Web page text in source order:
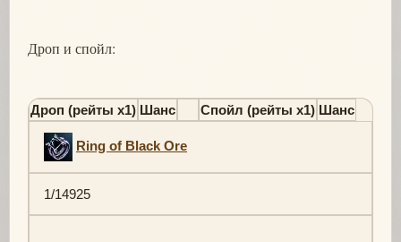
Дроп и спойл:
Дроп (рейты х1) Шанс Спойл (рейты х1) Шанс
Ring of Black Ore
1/14925